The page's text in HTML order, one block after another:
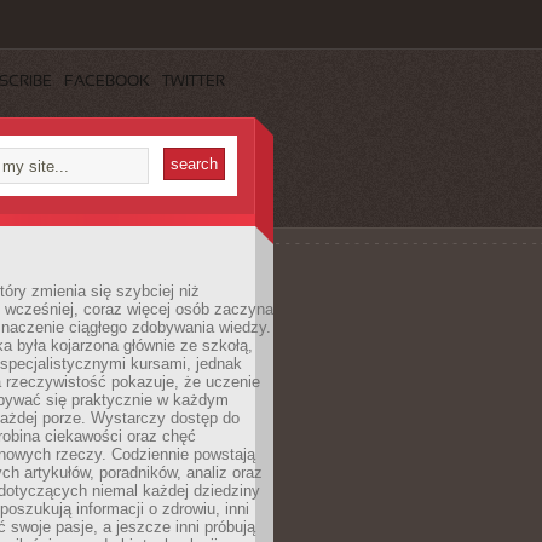
FACEBOOK TWITTER
zmienia się szybciej niż
wcześniej, coraz więcej osób zaczyna
ciągłego zdobywania wiedzy.
była kojarzona głównie ze szkołą,
kursami, jednak
rzeczywistość pokazuje, że uczenie
się praktycznie w każdym
porze. Wystarczy dostęp do
ciekawości oraz chęć
rzeczy. Codziennie powstają
artykułów, poradników, analiz oraz
niemal każdej dziedziny
informacji o zdrowiu, inni
swoje pasje, a jeszcze inni próbują